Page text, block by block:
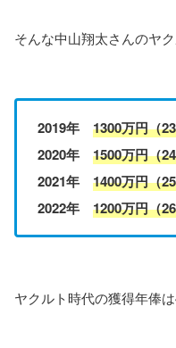
そんな中山翔太さんのヤ
2019年 1300万円（
2020年 1500万円（
2021年 1400万円（
2022年 1200万円（
ヤクルト時代の獲得年俸